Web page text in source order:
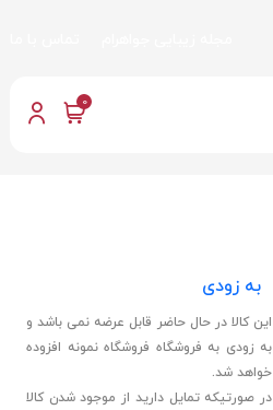
0
به زودی
این کالا در حال حاضر قابل عرضه نمی باشد و
به زودی به فروشگاه فروشگاه نمونه افزوده
خواهد شد.
در صورتیکه تمایل دارید از موجود شدن کالا